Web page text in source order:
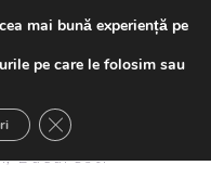
Bucuresti
mai bună experiență pe
pe care le folosim sau
Close GDPR Cookie